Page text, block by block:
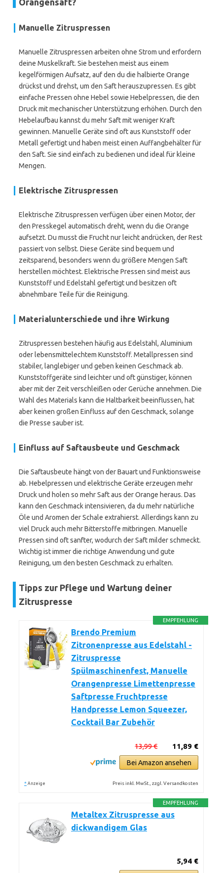
Orangensaft?
Manuelle Zitruspressen
Manuelle Zitruspressen arbeiten ohne Strom und erfordern
deine Muskelkraft. Sie bestehen meist aus einem
kegelförmigen Aufsatz, auf den du die halbierte Orange
drückst und drehst, um den Saft herauszupressen. Es gibt
einfache Pressen ohne Hebel sowie Hebelpressen, die den
Druck mit mechanischer Unterstützung erhöhen. Durch den
Hebelaufbau kannst du mehr Saft mit weniger Kraft
gewinnen. Manuelle Geräte sind oft aus Kunststoff oder
Metall gefertigt und haben meist einen Auffangbehälter für
den Saft. Sie sind einfach zu bedienen und ideal für kleine
Mengen.
Elektrische Zitruspressen
Elektrische Zitruspressen verfügen über einen Motor, der
den Presskegel automatisch dreht, wenn du die Orange
aufsetzt. Du musst die Frucht nur leicht andrücken, der Rest
passiert von selbst. Diese Geräte sind bequem und
zeitsparend, besonders wenn du größere Mengen Saft
herstellen möchtest. Elektrische Pressen sind meist aus
Kunststoff und Edelstahl gefertigt und besitzen oft
abnehmbare Teile für die Reinigung.
Materialunterschiede und ihre Wirkung
Zitruspressen bestehen häufig aus Edelstahl, Aluminium
oder lebensmittelechtem Kunststoff. Metallpressen sind
stabiler, langlebiger und geben keinen Geschmack ab.
Kunststoffgeräte sind leichter und oft günstiger, können
aber mit der Zeit verschleißen oder Gerüche annehmen. Die
Wahl des Materials kann die Haltbarkeit beeinflussen, hat
aber keinen großen Einfluss auf den Geschmack, solange
die Presse sauber ist.
Einfluss auf Saftausbeute und Geschmack
Die Saftausbeute hängt von der Bauart und Funktionsweise
ab. Hebelpressen und elektrische Geräte erzeugen mehr
Druck und holen so mehr Saft aus der Orange heraus. Das
kann den Geschmack intensivieren, da du mehr natürliche
Öle und Aromen der Schale extrahierst. Allerdings kann zu
viel Druck auch mehr Bitterstoffe mitbringen. Manuelle
Pressen sind oft sanfter, wodurch der Saft milder schmeckt.
Wichtig ist immer die richtige Anwendung und gute
Reinigung, um den besten Geschmack zu erhalten.
Tipps zur Pflege und Wartung deiner
Zitruspresse
EMPFEHLUNG
Brendo Premium
Zitronenpresse aus Edelstahl -
Zitruspresse
Spülmaschinenfest, Manuelle
Orangenpresse Limettenpresse
Saftpresse Fruchtpresse
Handpresse Lemon Squeezer,
Cocktail Bar Zubehör
11,89 €
13,99 €
Bei Amazon ansehen
* Anzeige Preis inkl. MwSt., zzgl. Versandkosten
EMPFEHLUNG
Metaltex Zitruspresse aus
dickwandigem Glas
5,94 €